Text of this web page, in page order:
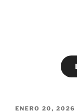
PUBLICADO
ENERO 20, 2026